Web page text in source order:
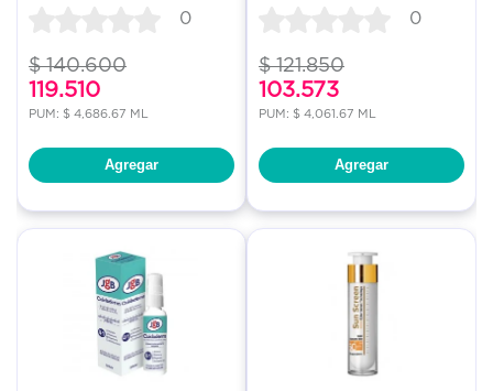
0
$ 140.600
119.510
PUM: $ 4,686.67 ML
Agregar
0
$ 121.850
103.573
PUM: $ 4,061.67 ML
Agregar